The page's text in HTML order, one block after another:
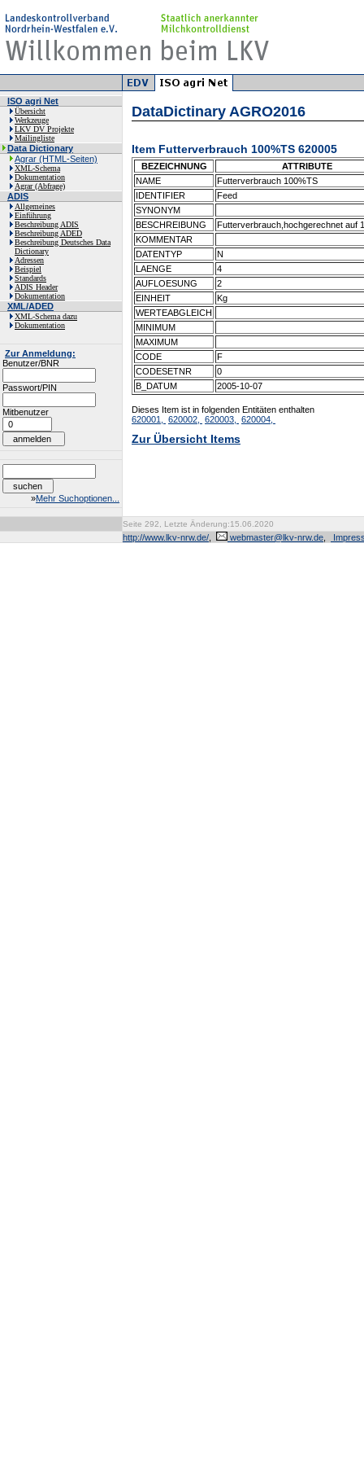
ISO agri Net
Übersicht
Werkzeuge
LKV DV Projekte
Mailingliste
Data Dictionary
Agrar (HTML-Seiten)
XML-Schema
Dokumentation
Agrar (Abfrage)
ADIS
Allgemeines
Einführung
Beschreibung ADIS
Beschreibung ADED
Beschreibung Deutsches Data
Dictionary
Adressen
Beispiel
Standards
ADIS Header
Dokumentation
XML/ADED
XML-Schema dazu
Dokumentation
Zur Anmeldung:
Benutzer/BNR
Passwort/PIN
Mitbenutzer
»Mehr Suchoptionen...
DataDictinary AGRO2016
Item Futterverbrauch 100%TS 620005
BEZEICHNUNG
ATTRIBUTE
NAME
Futterverbrauch 100%TS
IDENTIFIER
Feed
SYNONYM
BESCHREIBUNG
Futterverbrauch,hochgerechnet auf
KOMMENTAR
DATENTYP
N
LAENGE
4
AUFLOESUNG
2
EINHEIT
Kg
WERTEABGLEICH
MINIMUM
MAXIMUM
CODE
F
CODESETNR
0
B_DATUM
2005-10-07
Dieses Item ist in folgenden Entitäten enthalten
620001,
620002, 620003, 620004,
Zur Übersicht Items
Seite 292, Letzte Änderung:15.06.2020
http://www.lkv-nrw.de/ webmaster@lkv-nrw.de